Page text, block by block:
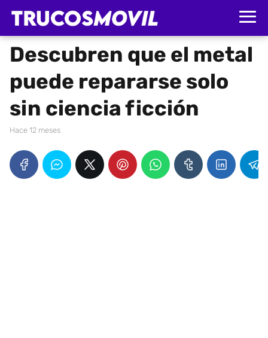
Descubren que el metal
puede repararse solo
sin ciencia ficción
hace 12 meses